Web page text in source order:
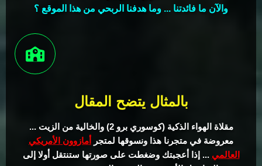
والآن ما فائدتنا ... وما هدفنا الربحي من هذا الموقع ؟
بالمثال يتضح المقال
مقلاة الهواء الذكية (كوسوري برو 2) والخالية من الزيت ...
معروضة في متجرنا هذا ونسوقها لمتجر أمازوون الأمريكي
العالمي ... إذا أعجبتك وضغطت على صورتها ستنتقل أولا إلى